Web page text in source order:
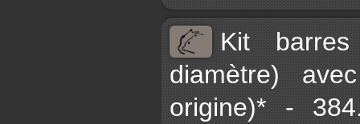
Kit
diamètre)
origine)* -